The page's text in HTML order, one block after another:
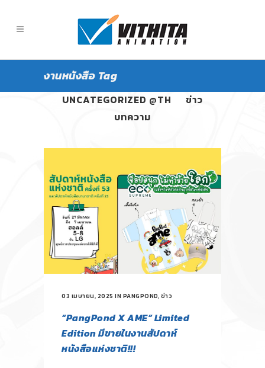
งานหนังสือ Tag
ALL
UNCATEGORIZED @TH
ข่าว
บทความ
03 เมษายน, 2025 IN PANGPOND, ข่าว
“PangPond X AME” Limited
Edition มีขายในงานสัปดาห์
หนังสือแห่งชาติ!!!